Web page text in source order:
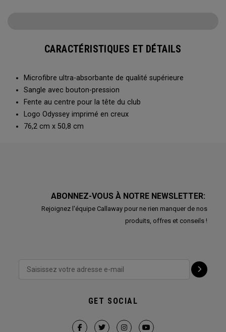
CARACTÉRISTIQUES ET DÉTAILS
Microfibre ultra-absorbante de qualité supérieure
Sangle avec bouton-pression
Fente au centre pour la tête du club
Logo Odyssey imprimé en creux
76,2 cm x 50,8 cm
ABONNEZ-VOUS À NOTRE NEWSLETTER:
Rejoignez l'équipe Callaway pour ne rien manquer de nos
produits, offres et conseils !
GET SOCIAL